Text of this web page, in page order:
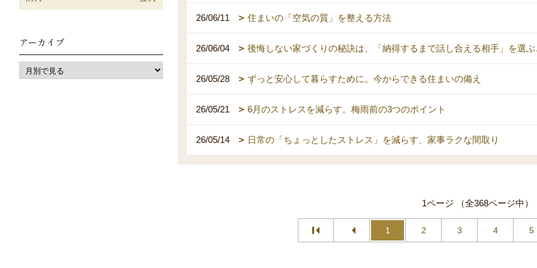
26/06/11 住まいの「空気の質」を整える方法
26/06/04 後悔しない家づくりの秘訣は、「納得するまで話し合える相手」を選
26/05/28 ずっと安心して暮らすために。今からできる住まいの備え
26/05/21 6月のストレスを減らす。梅雨前の3つのポイント
26/05/14 日常の「ちょっとしたストレス」を減らす、家事ラクな間取り
1ページ （全368ページ中）
1 2 3 4 5
アーカイブ